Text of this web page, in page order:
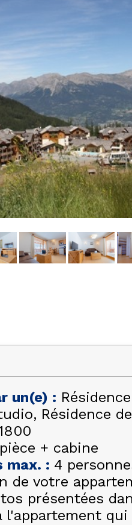
un(e) :
Résidence
+ cabine
max. : 4
de votre
présentées
l'appartement